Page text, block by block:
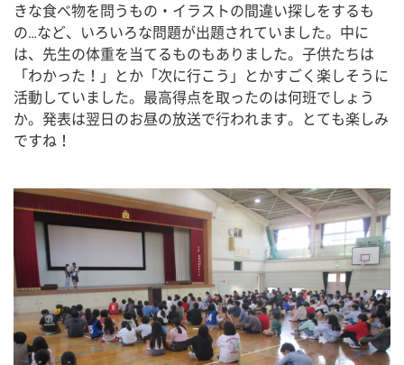
きな食べ物を問うもの・イラストの間違い探しをするも
の…など、いろいろな問題が出題されていました。中に
は、先生の体重を当てるものもありました。子供たちは
「わかった！」とか「次に行こう」とかすごく楽しそうに
活動していました。最高得点を取ったのは何班でしょう
か。発表は翌日のお昼の放送で行われます。とても楽しみ
ですね！